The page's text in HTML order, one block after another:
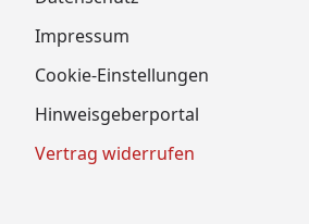
Impressum
Cookie-Einstellungen
Hinweisgeberportal
Vertrag widerrufen